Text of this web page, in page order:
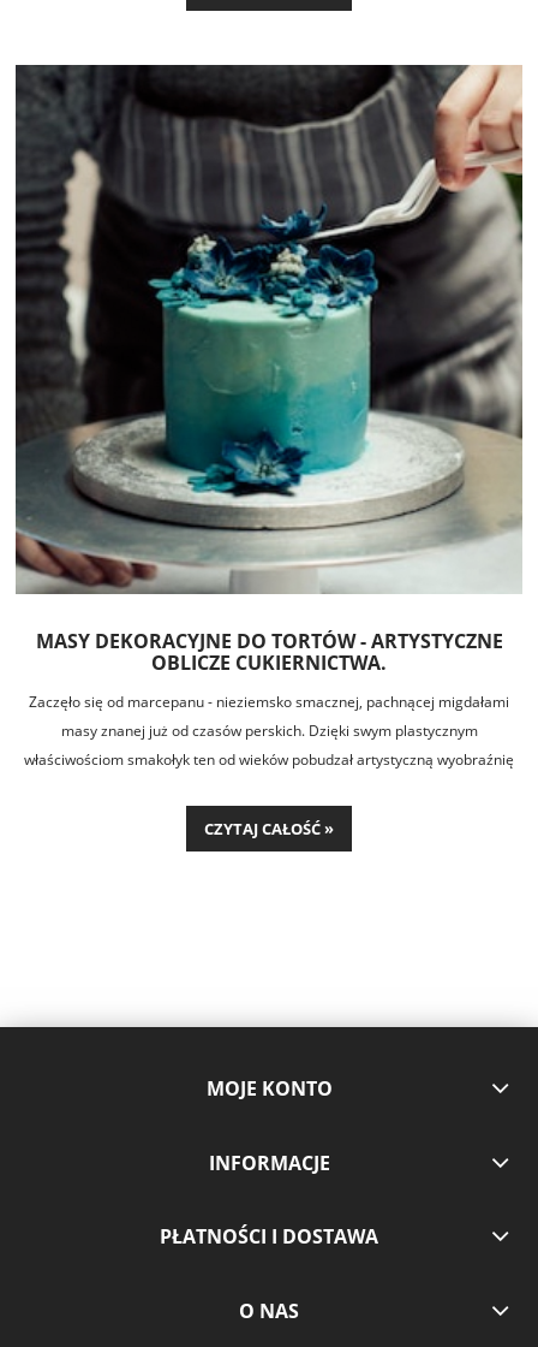
MASY DEKORACYJNE DO TORTÓW - ARTYSTYCZNE
OBLICZE CUKIERNICTWA.
Zaczęło się od marcepanu - nieziemsko smacznej, pachnącej migdałami
masy znanej już od czasów perskich. Dzięki swym plastycznym
właściwościom smakołyk ten od wieków pobudzał artystyczną wyobraźnię
najzamożniejszych, przybierając postać hedonistycznych dekoracji dla
CZYTAJ CAŁOŚĆ »
MOJE KONTO
INFORMACJE
PŁATNOŚCI I DOSTAWA
O NAS